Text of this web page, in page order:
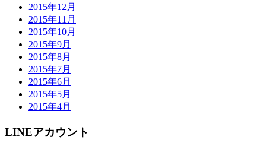
2015年12月
2015年11月
2015年10月
2015年9月
2015年8月
2015年7月
2015年6月
2015年5月
2015年4月
LINEアカウント